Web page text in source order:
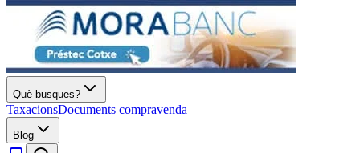
Què busques?
TaxacionsDocuments compravenda
Blog